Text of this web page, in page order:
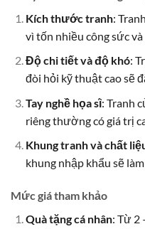
Kích thước tranh:
vì tốn nhiều công sức và
Độ chi tiết và độ khó:
đòi hỏi kỹ thuật cao sẽ
Tay nghề họa sĩ: Tranh
riêng thường có giá trị
Khung tranh và chất
khung nhập khẩu sẽ
Mức giá tham khảo
Quà tặng cá nhân: Từ 2